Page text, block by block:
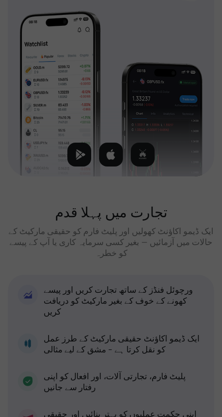
تجارت میں پہلا قدم
ایک ڈیمو اکاؤنٹ کھولیں اور پلیٹ فارم کو حقیقی مارکیٹ کے
حالات میں آزمائیں — بغیر کسی سرمایہ کاری یا آپ کے پیسے
کو خطرہ
ورچوئل فنڈز کے ساتھ تجارت کریں اور پیسے
کھونے کے خوف کے بغیر مارکیٹ کو دریافت
کریں
ایک ڈیمو اکاؤنٹ حقیقی مارکیٹ کے طرز عمل
کو نقل کرتا ہے - مشق کے لیے مثالی
پلیٹ فارم، تجارتی آلات، اور افعال کو اپنی
رفتار سے جانیں
اپنی حکمت عملیوں کو بہتر بنائیں اور حقیقی